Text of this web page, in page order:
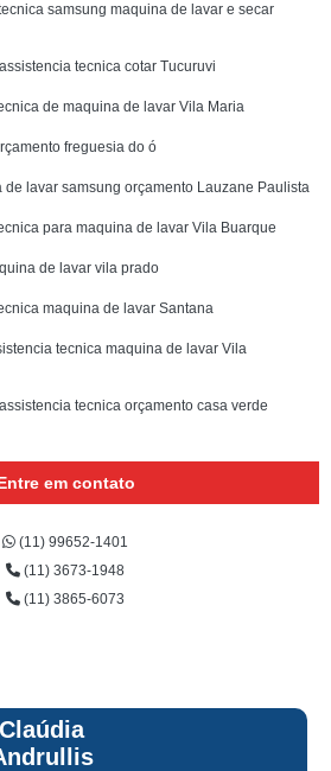
samsung maquina de lavar e secar
tecnica cotar Tucuruvi
de maquina de lavar Vila Maria
freguesia do ó
lavar samsung orçamento Lauzane Paulista
para maquina de lavar Vila Buarque
de lavar vila prado
maquina de lavar Santana
tecnica maquina de lavar Vila
tecnica orçamento casa verde
em contato
(11) 99652-1401
(11) 3673-1948
(11) 3865-6073
Claúdia